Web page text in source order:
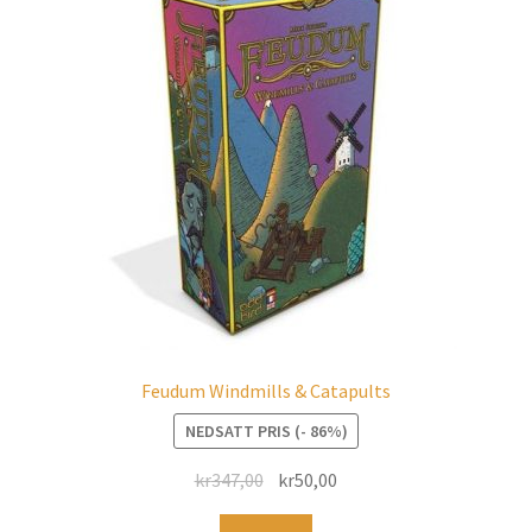
Feudum Windmills & Catapults
NEDSATT PRIS (- 86%)
kr347,00 kr50,00